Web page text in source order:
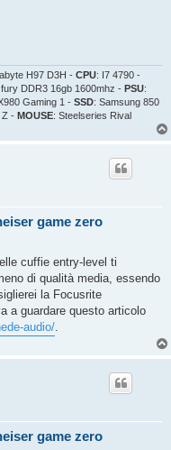
H97 D3H - CPU: I7 4790 -
DDR3 16gb 1600mhz - PSU:
Gaming 1 - SSD: Samsung 850
Z - MOUSE: Steelseries Rival
game zero
cuffie entry-level ti
di qualità media, essendo
la Focusrite
a guardare questo articolo
audio/.
game zero